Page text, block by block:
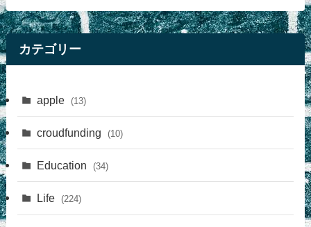
カテゴリー
apple (13)
croudfunding (10)
Education (34)
Life (224)